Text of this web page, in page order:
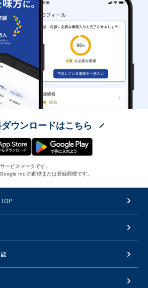
ウンロードはこちら
ビスマークです。
Inc.の商標または登録商標です。